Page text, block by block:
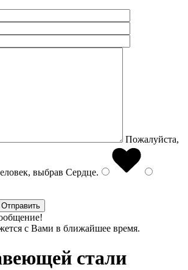
Пожалуйста,
выбрав Сердце.
с Вами в ближайшее время.
стали